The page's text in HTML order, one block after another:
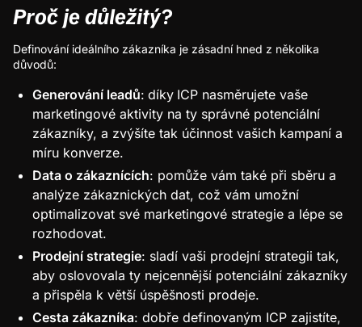
Proč je důležitý?
Definování ideálního zákazníka je zásadní hned z několika
důvodů:
Generování leadů: díky ICP nasměrujete vaše
marketingové aktivity na ty správné potenciální
zákazníky, a zvýšíte tak účinnost vašich kampaní a
míru konverze.
Data o zákaznících: pomůže vám také při sběru a
analýze zákaznických dat, což vám umožní
optimalizovat své marketingové strategie a lépe se
rozhodovat.
Prodejní strategie: sladí vaši prodejní strategii tak,
aby oslovovala ty nejcennější potenciální zákazníky
a přispěla k větší úspěšnosti prodeje.
Cesta zákazníka: dobře definovaným ICP zajistíte,